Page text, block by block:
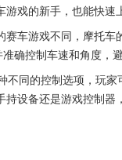
戏的新手，也能快速
赛车游戏不同，摩托
确控制车速和角度，
不同的控制选项，玩
设备还是游戏控制器